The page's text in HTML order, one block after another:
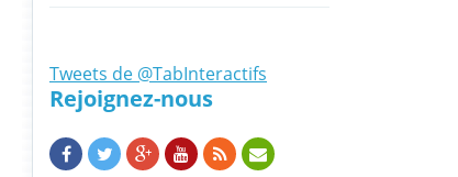
Tweets de @TabInteractifs
Rejoignez-nous